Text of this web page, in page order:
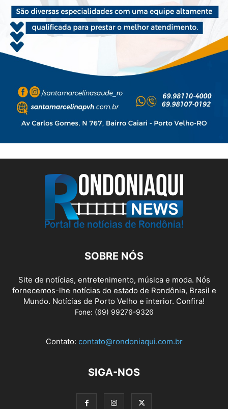
SOBRE NÓS
Site de notícias, entretenimento, música e moda. Nós
fornecemos-lhe notícias do estado de Rondônia, Brasil e
Mundo. Notícias de Porto Velho e interior. Confira!
Fone: (69) 99276-9326
Contato: contato@rondoniaqui.com.br
SIGA-NOS